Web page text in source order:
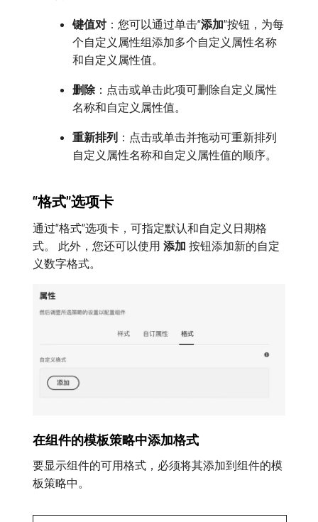
键值对 ：您可以通过单击“添加”按钮，为每
个自定义属性组添加多个自定义属性名称
和自定义属性值。
删除：点击或单击此项可删除自定义属性
名称和自定义属性值。
重新排列 ：点击或单击并拖动可重新排列
自定义属性名称和自定义属性值的顺序。
“格式”选项卡
通过“格式”选项卡，可指定默认和自定义日期格
式。 此外，您还可以使用​ 添加 ​按钮添加新的自定
义数字格式。
在组件的模板策略中添加格式
要显示组件的可用格式，必须将其添加到组件的模
板策略中。